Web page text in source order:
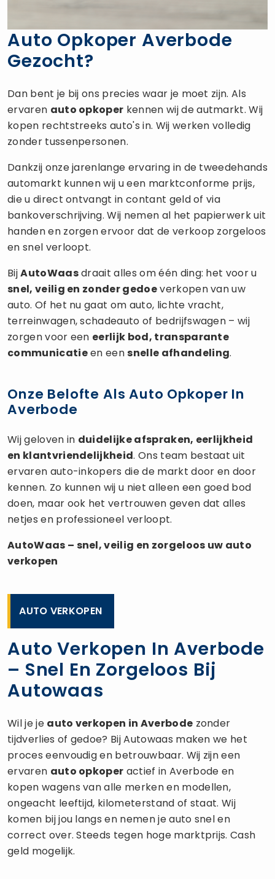
Auto Opkoper Averbode
Gezocht?
Dan bent je bij ons precies waar je moet zijn. Als
ervaren auto opkoper kennen wij de autmarkt. Wij
kopen rechtstreeks auto's in. Wij werken volledig
zonder tussenpersonen.
Dankzij onze jarenlange ervaring in de tweedehands
automarkt kunnen wij u een marktconforme prijs,
die u direct ontvangt in contant geld of via
bankoverschrijving. Wij nemen al het papierwerk uit
handen en zorgen ervoor dat de verkoop zorgeloos
en snel verloopt.
BijAutoWaasdraait alles om één ding: het voor u
snel, veilig en zonder gedoeverkopen van uw
auto. Of het nu gaat om auto, lichte vracht,
terreinwagen, schadeauto of bedrijfswagen – wij
zorgen voor een eerlijk bod, transparante
communicatieen eensnelle afhandeling.
Onze Belofte Als Auto Opkoper In
Averbode
Wij geloven in duidelijke afspraken, eerlijkheid
en klantvriendelijkheid. Ons team bestaat uit
ervaren auto-inkopers die de markt door en door
kennen. Zo kunnen wij u niet alleen een goed bod
doen, maar ook het vertrouwen geven dat alles
netjes en professioneel verloopt.
AutoWaas – snel, veilig en zorgeloos uw auto
verkopen
AUTO VERKOPEN
Auto Verkopen In Averbode
– Snel En Zorgeloos Bij
Autowaas
Wil je je auto verkopen in Averbode zonder
tijdverlies of gedoe? Bij Autowaas maken we het
proces eenvoudig en betrouwbaar. Wij zijn een
ervaren auto opkoper actief in Averbode en
kopen wagens van alle merken en modellen,
ongeacht leeftijd, kilometerstand of staat. Wij
komen bij jou langs en nemen je auto snel en
correct over. Steeds tegen hoge marktprijs. Cash
geld mogelijk.